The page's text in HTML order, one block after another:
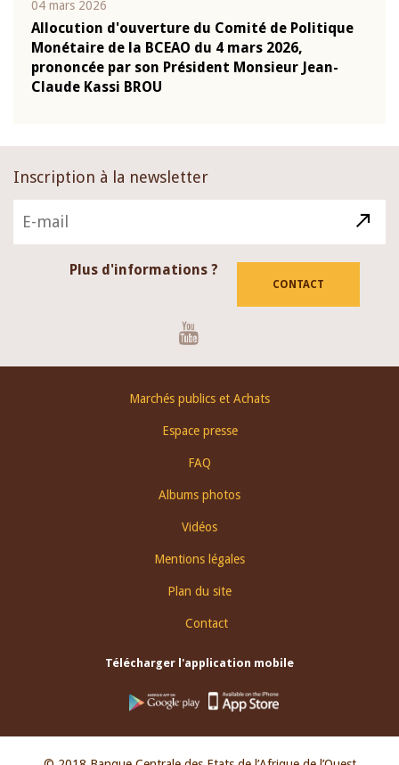
04 mars 2026
Allocution d'ouverture du Comité de Politique
Monétaire de la BCEAO du 4 mars 2026,
prononcée par son Président Monsieur Jean-
Claude Kassi BROU
Inscription à la newsletter
Plus d'informations ?
CONTACT
Marchés publics et Achats
Espace presse
FAQ
Albums photos
Vidéos
Mentions légales
Plan du site
Contact
Télécharger l'application mobile